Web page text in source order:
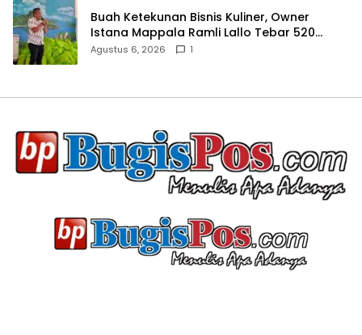
Buah Ketekunan Bisnis Kuliner, Owner
Istana Mappala Ramli Lallo Tebar 520
Paket Sembako di Gowa
Agustus 6, 2026 1